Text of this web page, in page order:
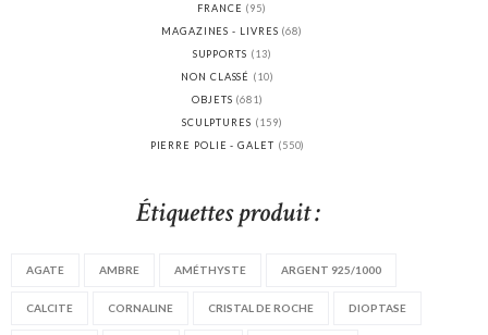
FRANCE (95)
MAGAZINES - LIVRES (68)
SUPPORTS (13)
NON CLASSÉ (10)
OBJETS (681)
SCULPTURES (159)
PIERRE POLIE - GALET (550)
Étiquettes produit :
AGATE AMBRE AMÉTHYSTE ARGENT 925/1000
CALCITE CORNALINE CRISTAL DE ROCHE DIOPTASE